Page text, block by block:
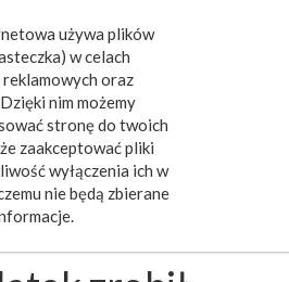
używa plików
w celach
oraz
nim możemy
stronę do twoich
zaakceptować pliki
wyłączenia ich w
nie będą zbierane